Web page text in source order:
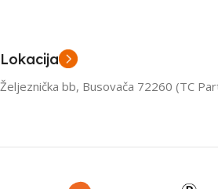
Lokacija
Željeznička bb, Busovača 72260 (TC